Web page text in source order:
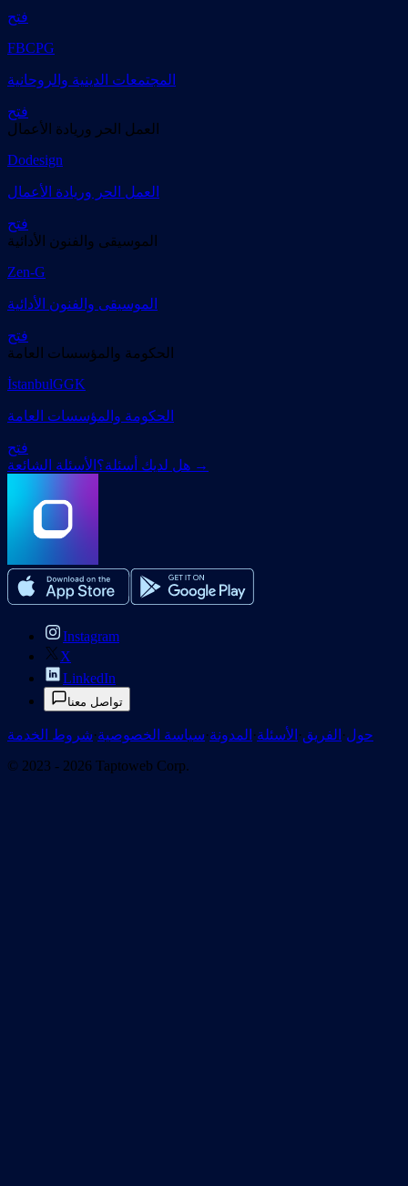
فتح
FBCPG
المجتمعات الدينية والروحانية
فتح
العمل الحر وريادة الأعمال
Dodesign
العمل الحر وريادة الأعمال
فتح
الموسيقى والفنون الأدائية
Zen-G
الموسيقى والفنون الأدائية
فتح
الحكومة والمؤسسات العامة
İstanbulGGK
الحكومة والمؤسسات العامة
فتح
هل لديك أسئلة؟ الأسئلة الشائعة →
Instagram
X
LinkedIn
تواصل معنا
حول· الفريق· الأسئلة· المدونة·سياسة الخصوصية·شروط الخدمة
© 2023 - 2026 Taptoweb Corp.